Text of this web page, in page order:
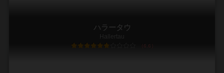
ハラータウ
Hallertau
6.6